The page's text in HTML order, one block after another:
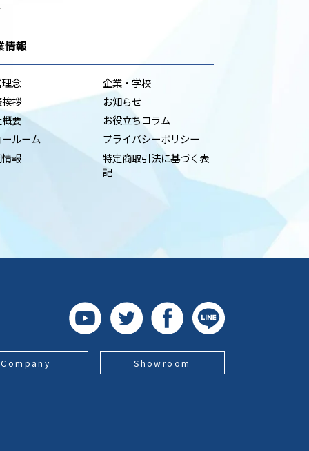
情報
念
拶
要
ルーム
報
企業・学校
お知らせ
お役立ちコラム
プライバシーポリシー
特定商取引法に基づく表
記
Company Showroom